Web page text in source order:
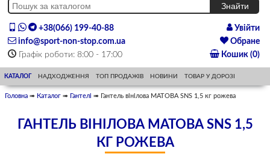
+38(066) 199-40-88
info@sport-non-stop.com.ua
Графік роботи: 8:00 - 17:00
Увійти
Обране
Кошик (0)
КАТАЛОГ НАДХОДЖЕННЯ ТОП ПРОДАЖІВ НОВИНИ ТОВАР У ДОРОЗІ
Головна ➠ Каталог ➠ Гантелі ➠ Гантель вінілова МАТОВА SNS 1,5 кг рожева
ГАНТЕЛЬ ВІНІЛОВА МАТОВА SNS 1,5
КГ РОЖЕВА